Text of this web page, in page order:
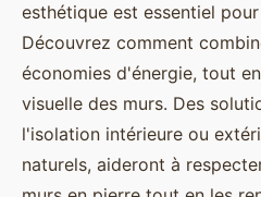
Adem•23 juillet 2024•7 min de
esthétique est essentiel
Découvrez comment
économies d'énergie, tout
visuelle des murs. Des
l'isolation intérieure ou
naturels, aideront à